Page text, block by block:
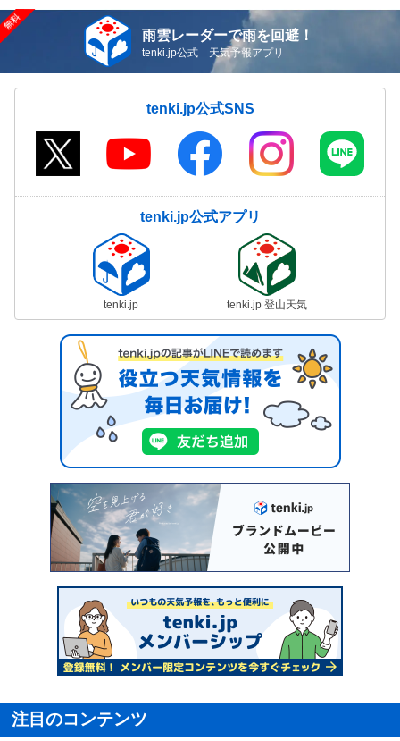
雨雲レーダーで雨を回避！
tenki.jp公式 天気予報アプリ
tenki.jp公式SNS
tenki.jp公式アプリ
tenki.jp tenki.jp 登山天気
注目のコンテンツ